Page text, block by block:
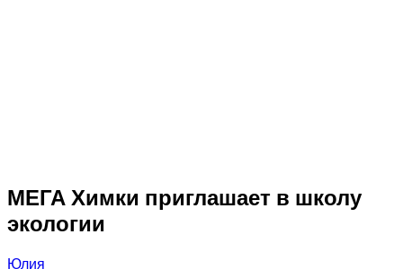
МЕГА Химки приглашает в школу
экологии
Юлия